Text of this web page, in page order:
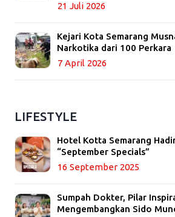
21 Juli 2026
Kejari Kota Semarang
Narkotika dari 100 Perkara
7 April 2026
LIFESTYLE
Hotel Kotta Semarang
“September Specials”
16 September 2025
Sumpah Dokter, Pilar
Mengembangkan Sido